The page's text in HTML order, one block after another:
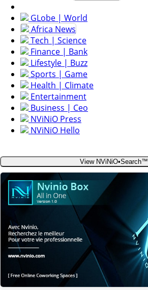
GLobe | World
Africa News
Tech | Science
Finance | Bank
Lifestyle | Buzz
Sports | Game
Health | Climate
Entertainment
Business | Ceo
NViNiO Press
NViNiO Hello
View NViNiO•Search™